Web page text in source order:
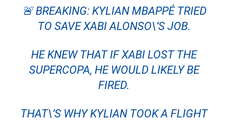
🚨 BREAKING: KYLIAN MBAPPÉ TRIED
TO SAVE XABI ALONSO\’S JOB.
HE KNEW THAT IF XABI LOST THE
SUPERCOPA, HE WOULD LIKELY BE
FIRED.
THAT\’S WHY KYLIAN TOOK A FLIGHT